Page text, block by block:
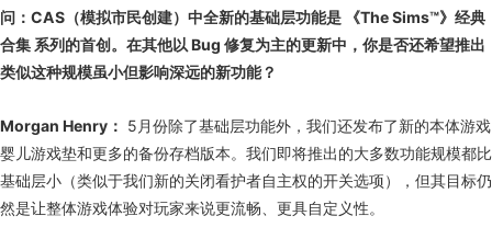
问：CAS（模拟市民创建）中全新的基础层功能是 《The Sims™》经典
合集 系列的首创。在其他以 Bug 修复为主的更新中，你是否还希望推出
类似这种规模虽小但影响深远的新功能？
Morgan Henry： 5月份除了基础层功能外，我们还发布了新的本体游戏
婴儿游戏垫和更多的备份存档版本。我们即将推出的大多数功能规模都比
基础层小（类似于我们新的关闭看护者自主权的开关选项），但其目标仍
然是让整体游戏体验对玩家来说更流畅、更具自定义性。